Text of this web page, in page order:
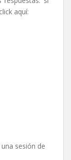
aquí:
sesión de